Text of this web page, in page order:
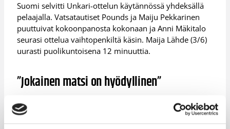
Suomi selvitti Unkari-ottelun käytännössä yhdeksällä
pelaajalla. Vatsatautiset Pounds ja Maiju Pekkarinen
puuttuivat kokoonpanosta kokonaan ja Anni Mäkitalo
seurasi ottelua vaihtopenkiltä käsin. Maija Lähde (3/6)
uurasti puolikuntoisena 12 minuuttia.
”Jokainen matsi on hyödyllinen”
Suomella on jäljellä kaksi EM-karsintaottelua. Joukkue
matkustaa torstaiksi lohkokärki Montenegron